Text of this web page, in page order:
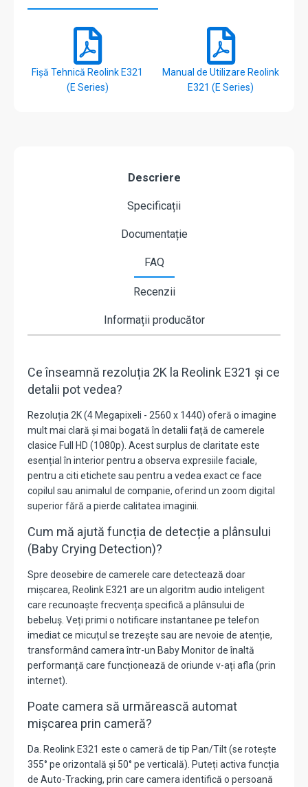
Fișă Tehnică Reolink E321
(E Series)
Manual de Utilizare Reolink
E321 (E Series)
Descriere
Specificații
Documentație
FAQ
Recenzii
Informații producător
Ce înseamnă rezoluția 2K la Reolink E321 și ce
detalii pot vedea?
Rezoluția 2K (4 Megapixeli - 2560 x 1440) oferă o imagine
mult mai clară și mai bogată în detalii față de camerele
clasice Full HD (1080p). Acest surplus de claritate este
esențial în interior pentru a observa expresiile faciale,
pentru a citi etichete sau pentru a vedea exact ce face
copilul sau animalul de companie, oferind un zoom digital
superior fără a pierde calitatea imaginii.
Cum mă ajută funcția de detecție a plânsului
(Baby Crying Detection)?
Spre deosebire de camerele care detectează doar
mișcarea, Reolink E321 are un algoritm audio inteligent
care recunoaște frecvența specifică a plânsului de
bebeluș. Veți primi o notificare instantanee pe telefon
imediat ce micuțul se trezește sau are nevoie de atenție,
transformând camera într-un Baby Monitor de înaltă
performanță care funcționează de oriunde v-ați afla (prin
internet).
Poate camera să urmărească automat
mișcarea prin cameră?
Da. Reolink E321 este o cameră de tip Pan/Tilt (se rotește
355° pe orizontală și 50° pe verticală). Puteți activa funcția
de Auto-Tracking, prin care camera identifică o persoană